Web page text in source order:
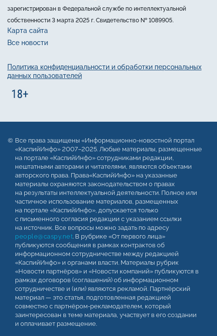
зарегистрирован в Федеральной службе по интеллектуальной
собственности 3 марта 2025 г. Свидетельство № 1089905.
Карта сайта
Все новости
Политика конфиденциальности и обработки персональных
данных пользователей
Все права защищены «Информационно-новостной портал
«КаспийИнфо» 2007–2025. Любые материалы, размещенные
на портале «КаспийИнфо» сотрудниками редакции,
нештатными авторами и читателями, являются объектами
авторского права. Права«КаспийИнфо» на указанные
материалы охраняются законодательством о правах
на результаты интеллектуальной деятельности. Полное или
частичное использование материалов, размещенных
на портале «КаспийИнфо», допускается только
с письменного согласия редакции с указанием ссылки
на источник. Все вопросы можно задать по адресу
people@caspy.net. В рубрике «От первого лица»
публикуются сообщения в рамках контрактов об
информационном сотрудничестве между редакцией
«КаспийИнфо» и органами власти. Материалы рубрик
«Новости партнёров» и «Новости компаний» публикуются в
рамках договоров (соглашений) об информационном
сотрудничестве и (или) являются рекламой. Партнёрский
материал — это статья, подготовленная редакцией
совместно с партнёром-рекламодателем, который
заинтересован в теме материала, участвует в его создании
и оплачивает размещение.